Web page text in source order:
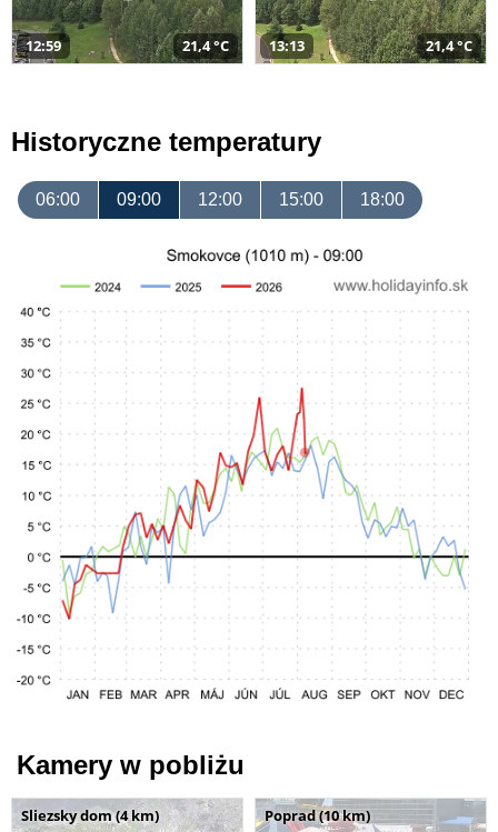
12:59 21,4 °C 13:13 21,4 °C
Historyczne temperatury
06:00 09:00 12:00 15:00 18:00
Kamery w pobliżu
Sliezsky dom (4 km) Poprad (10 km)